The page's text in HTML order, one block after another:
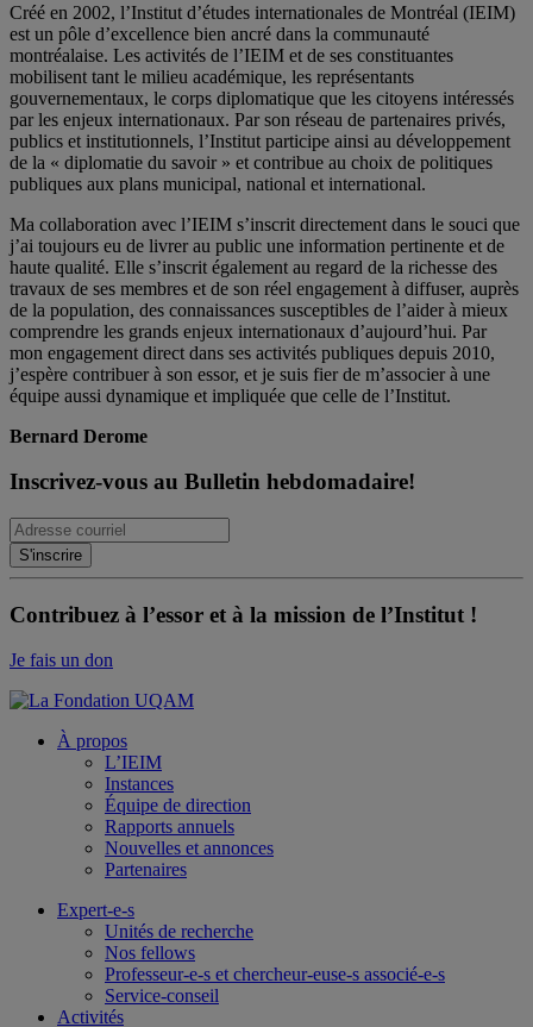
Créé en 2002, l’Institut d’études internationales de Montréal (IEIM)
est un pôle d’excellence bien ancré dans la communauté
montréalaise. Les activités de l’IEIM et de ses constituantes
mobilisent tant le milieu académique, les représentants
gouvernementaux, le corps diplomatique que les citoyens intéressés
par les enjeux internationaux. Par son réseau de partenaires privés,
publics et institutionnels, l’Institut participe ainsi au développement
de la « diplomatie du savoir » et contribue au choix de politiques
publiques aux plans municipal, national et international.
Ma collaboration avec l’IEIM s’inscrit directement dans le souci que
j’ai toujours eu de livrer au public une information pertinente et de
haute qualité. Elle s’inscrit également au regard de la richesse des
travaux de ses membres et de son réel engagement à diffuser, auprès
de la population, des connaissances susceptibles de l’aider à mieux
comprendre les grands enjeux internationaux d’aujourd’hui. Par
mon engagement direct dans ses activités publiques depuis 2010,
j’espère contribuer à son essor, et je suis fier de m’associer à une
équipe aussi dynamique et impliquée que celle de l’Institut.
Bernard Derome
Inscrivez-vous au Bulletin hebdomadaire!
Contribuez à l’essor et à la mission de l’Institut !
Je fais un don
À propos
L’IEIM
Instances
Équipe de direction
Rapports annuels
Nouvelles et annonces
Partenaires
Expert-e-s
Unités de recherche
Nos fellows
Professeur-e-s et chercheur-euse-s associé-e-s
Service-conseil
Activités